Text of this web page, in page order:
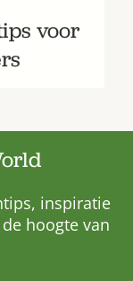
voor
inspiratie
hoogte van